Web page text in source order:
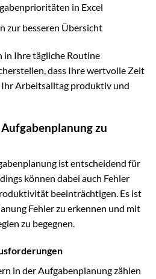
in Excel
zur besseren Übersicht
in Ihre tägliche Routine
dass Ihre wertvolle Zeit
Arbeitsalltag produktiv und
zu
ist entscheidend für
können dabei auch Fehler
beeinträchtigen. Es ist
Fehler zu erkennen und mit
zu begegnen.
in der Aufgabenplanung zählen